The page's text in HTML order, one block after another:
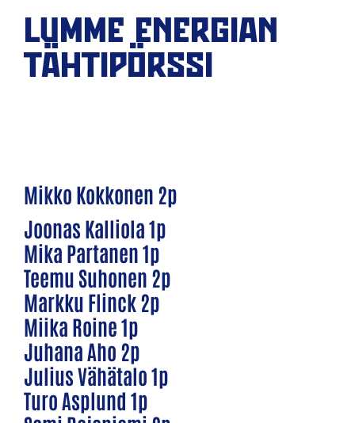
LUMME ENERGIAN
TÄHTIPÖRSSI
Mikko Kokkonen 2p
Joonas Kalliola 1p
Mika Partanen 1p
Teemu Suhonen 2p
Markku Flinck 2p
Miika Roine 1p
Juhana Aho 2p
Julius Vähätalo 1p
Turo Asplund 1p